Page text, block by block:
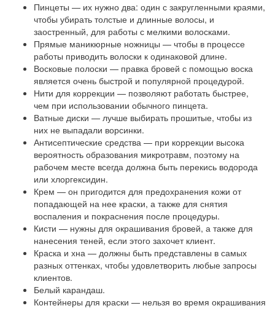
Пинцеты — их нужно два: один с закругленными краями,
чтобы убирать толстые и длинные волосы, и
заостренный, для работы с мелкими волосками.
Прямые маникюрные ножницы — чтобы в процессе
работы приводить волоски к одинаковой длине.
Восковые полоски — правка бровей с помощью воска
является очень быстрой и популярной процедурой.
Нити для коррекции — позволяют работать быстрее,
чем при использовании обычного пинцета.
Ватные диски — лучше выбирать прошитые, чтобы из
них не выпадали ворсинки.
Антисептические средства — при коррекции высока
вероятность образования микротравм, поэтому на
рабочем месте всегда должна быть перекись водорода
или хлоргексидин.
Крем — он пригодится для предохранения кожи от
попадающей на нее краски, а также для снятия
воспаления и покраснения после процедуры.
Кисти — нужны для окрашивания бровей, а также для
нанесения теней, если этого захочет клиент.
Краска и хна — должны быть представлены в самых
разных оттенках, чтобы удовлетворить любые запросы
клиентов.
Белый карандаш.
Контейнеры для краски — нельзя во время окрашивания